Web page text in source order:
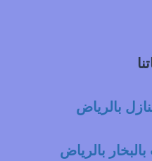
بالرياض
بالرياض